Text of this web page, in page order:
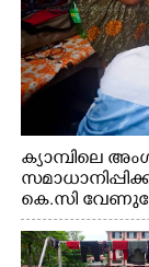
ക്യാമ്പിലെ
കെ.സി
എക്സൈസ്